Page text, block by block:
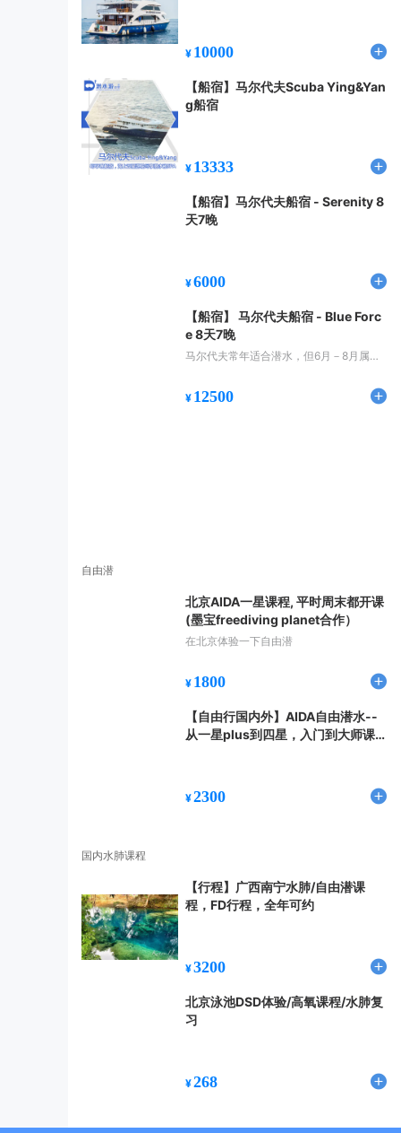
¥ 10000
【船宿】马尔代夫Scuba Ying&Yan
g船宿
¥ 13333
【船宿】马尔代夫船宿 - Serenity 8
天7晚
¥6000
【船宿】 马尔代夫船宿 - Blue Forc
e 8天7晚
马尔代夫常年适合潜水，但6月－8月属于
马代拥有许多顶级豪华酒店，可是最好的
潜水旅游还是选择船宿，机动性强，可以
¥ 12500
自由潜
北京AIDA一星课程, 平时周末都开课
(墨宝freediving planet合作）
在北京体验一下自由潜
¥ 1800
【自由行国内外】AIDA自由潜水--
从一星plus到四星，入门到大师课程
¥2300
国内水肺课程
【行程】广西南宁水肺/自由潜课
程，FD行程，全年可约
¥3200
北京泳池DSD体验/高氧课程/水肺复
习
¥268